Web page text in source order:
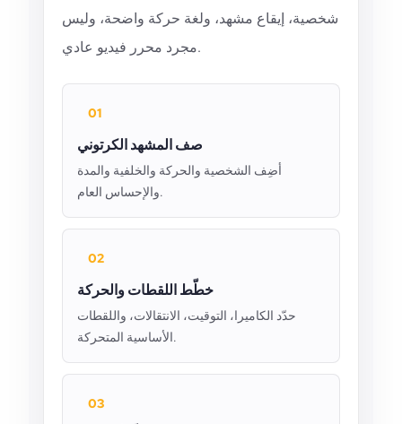
شخصية، إيقاع مشهد، ولغة حركة واضحة، وليس
مجرد محرر فيديو عادي.
01
صف المشهد الكرتوني
أضِف الشخصية والحركة والخلفية والمدة
والإحساس العام.
02
خطّط اللقطات والحركة
حدّد الكاميرا، التوقيت، الانتقالات، واللقطات
الأساسية المتحركة.
03